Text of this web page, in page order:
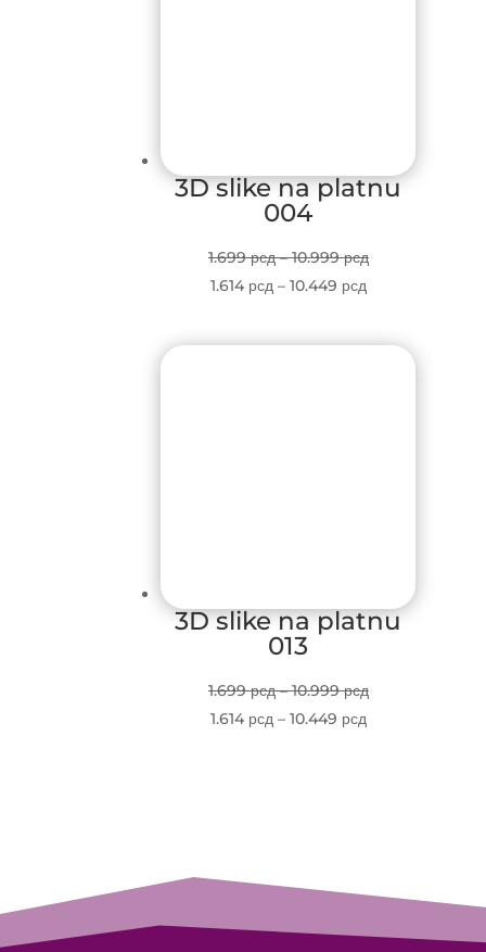
3D slike na platnu
004
1.699рсд – 10.999рсдPrice
through
10.999 рсд
1.614 рсд – 10.449 рсдPrice
1.614 рсд
through
3D slike na platnu
013
1.699рсд – 10.999рсдPrice
1.614 рсд – 10.449 рсдPrice